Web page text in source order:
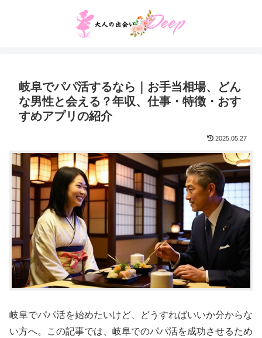
岐阜でパパ活するなら｜お手当相場、どん
な男性と会える？年収、仕事・特徴・おす
すめアプリの紹介
2025.05.27
岐阜でパパ活を始めたいけど、どうすればいいか分からな
い方へ。この記事では、岐阜でのパパ活を成功させるため